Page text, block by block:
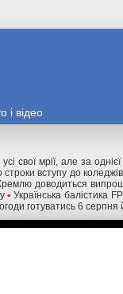
і відео
свої мрії, але за
вступу до коледжів:
доводиться
• Українська балістика
готуватись 6 серпня